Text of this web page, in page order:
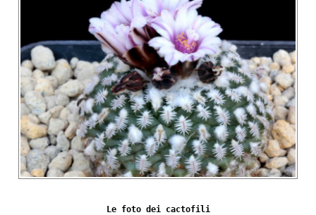
Le foto dei cactofili